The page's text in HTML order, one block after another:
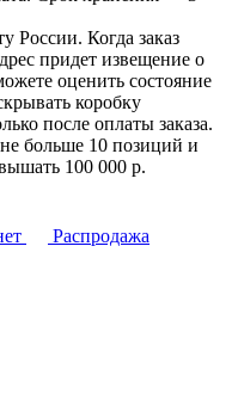
России. Когда заказ
придет извещение о
оценить состояние
коробку
после оплаты заказа.
больше 10 позиций и
100 000 р.
Распродажа